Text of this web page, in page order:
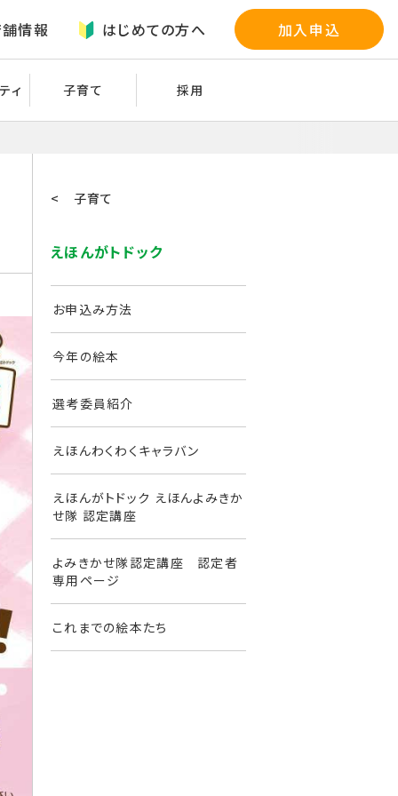
情報 はじめての方へ 加入申込
ィ 子育て 採用
< 子育て
えほんがトドック
お申込み方法
今年の絵本
選考委員紹介
えほんわくわくキャラバン
えほんがトドック えほんよみきか
せ隊 認定講座
よみきかせ隊認定講座 認定者
専用ページ
これまでの絵本たち